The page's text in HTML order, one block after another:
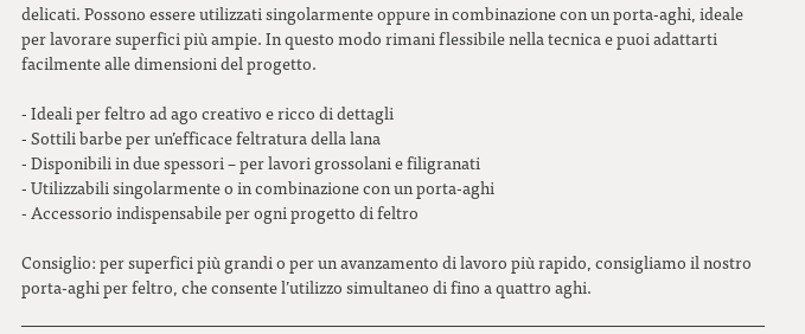
delicati. Possono essere utilizzati singolarmente oppure in combinazione con un porta-aghi, ideale
per lavorare superfici più ampie. In questo modo rimani flessibile nella tecnica e puoi adattarti
facilmente alle dimensioni del progetto.
- Ideali per feltro ad ago creativo e ricco di dettagli
- Sottili barbe per un’efficace feltratura della lana
- Disponibili in due spessori – per lavori grossolani e filigranati
- Utilizzabili singolarmente o in combinazione con un porta-aghi
- Accessorio indispensabile per ogni progetto di feltro
Consiglio: per superfici più grandi o per un avanzamento di lavoro più rapido, consigliamo il nostro
porta-aghi per feltro, che consente l’utilizzo simultaneo di fino a quattro aghi.